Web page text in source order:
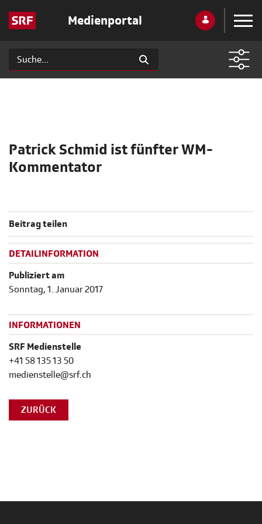
Medienportal
Patrick Schmid ist fünfter WM-
Kommentator
Beitrag teilen
DETAILINFORMATION
Publiziert am
Sonntag, 1. Januar 2017
INFORMATIONEN
SRF Medienstelle
+41 58 135 13 50
medienstelle@srf.ch
ZURÜCK